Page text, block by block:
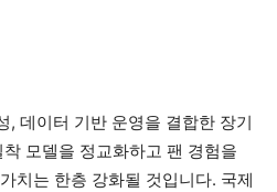
, 데이터 기반 운영을 결합한 장기
모델을 정교화하고 팬 경험을
치는 한층 강화될 것입니다. 국제